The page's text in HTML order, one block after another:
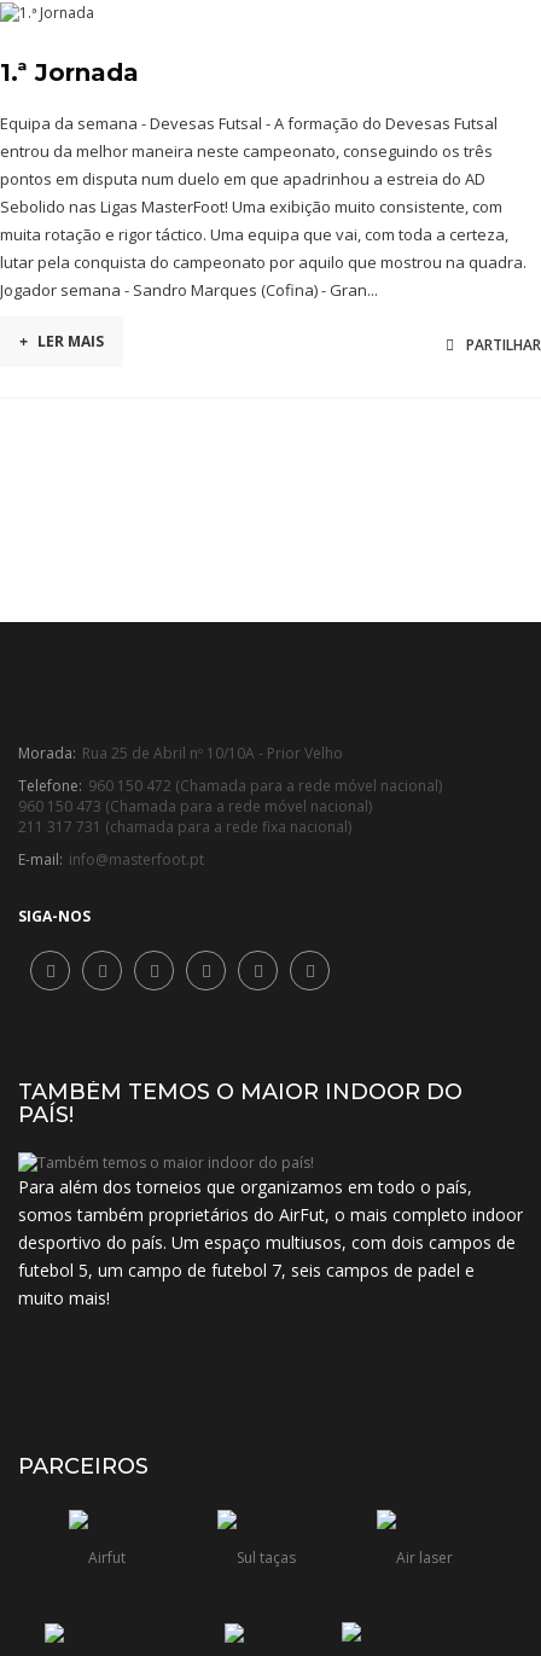
1.ª Jornada
Equipa da semana - Devesas Futsal - A formação do Devesas Futsal
entrou da melhor maneira neste campeonato, conseguindo os três
pontos em disputa num duelo em que apadrinhou a estreia do AD
Sebolido nas Ligas MasterFoot! Uma exibição muito consistente, com
muita rotação e rigor táctico. Uma equipa que vai, com toda a certeza,
lutar pela conquista do campeonato por aquilo que mostrou na quadra.
Jogador semana - Sandro Marques (Cofina) - Gran...
+ LER MAIS PARTILHAR
Morada: Rua 25 de Abril nº 10/10A - Prior Velho
Telefone: 960 150 472 (Chamada para a rede móvel nacional)
960 150 473 (Chamada para a rede móvel nacional)
211 317 731 (chamada para a rede fixa nacional)
E-mail: info@masterfoot.pt
SIGA-NOS
TAMBÉM TEMOS O MAIOR INDOOR DO
PAÍS!
Para além dos torneios que organizamos em todo o país,
somos também proprietários do AirFut, o mais completo indoor
desportivo do país. Um espaço multiusos, com dois campos de
futebol 5, um campo de futebol 7, seis campos de padel e
muito mais!
PARCEIROS